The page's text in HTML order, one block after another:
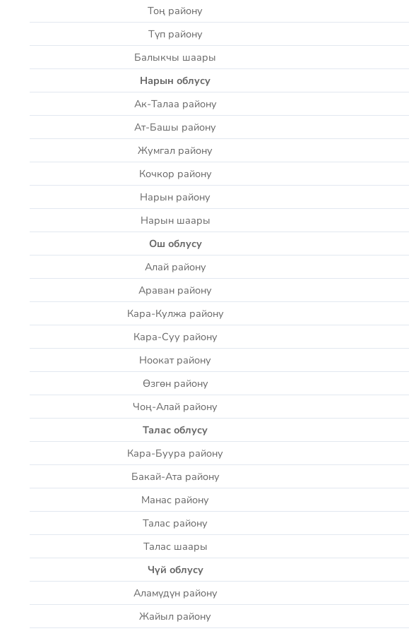
Тоң району
Түп району
Балыкчы шаары
Нарын облусу
Ак-Талаа району
Ат-Башы району
Жумгал району
Кочкор району
Нарын району
Нарын шаары
Ош облусу
Алай району
Араван району
Кара-Кулжа району
Кара-Суу району
Ноокат району
Өзгөн району
Чоң-Алай району
Талас облусу
Кара-Буура району
Бакай-Ата району
Манас району
Талас району
Талас шаары
Чүй облусу
Аламүдүн району
Жайыл району